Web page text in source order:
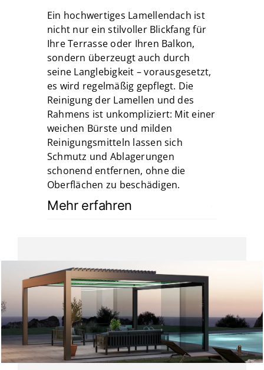
Ein hochwertiges Lamellendach ist
nicht nur ein stilvoller Blickfang für
Ihre Terrasse oder Ihren Balkon,
sondern überzeugt auch durch
seine Langlebigkeit – vorausgesetzt,
es wird regelmäßig gepflegt. Die
Reinigung der Lamellen und des
Rahmens ist unkompliziert: Mit einer
weichen Bürste und milden
Reinigungsmitteln lassen sich
Schmutz und Ablagerungen
schonend entfernen, ohne die
Oberflächen zu beschädigen.
Mehr erfahren